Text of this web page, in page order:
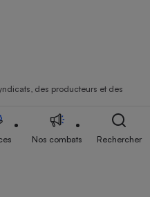
des producteurs et des
Nos combats Rechercher